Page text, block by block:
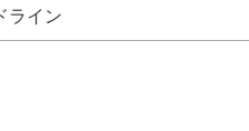
イン